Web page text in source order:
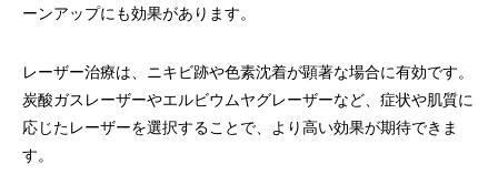
ーンアップにも効果があります。
レーザー治療は、ニキビ跡や色素沈着が顕著な場合に有効です。
炭酸ガスレーザーやエルビウムヤグレーザーなど、症状や肌質に
応じたレーザーを選択することで、より高い効果が期待できま
す。